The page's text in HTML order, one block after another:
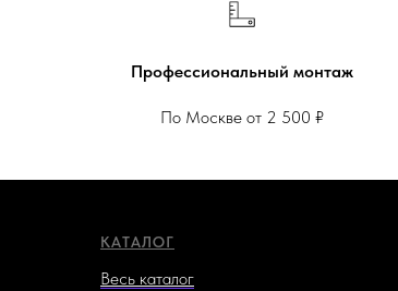
Профессиональный монтаж
По Москве от 2 500 ₽
Весь каталог
КАТАЛОГ